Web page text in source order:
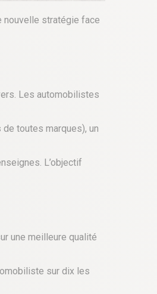
nouvelle stratégie face
Les automobilistes
de toutes marques), un
L’objectif
une meilleure qualité
sur dix les